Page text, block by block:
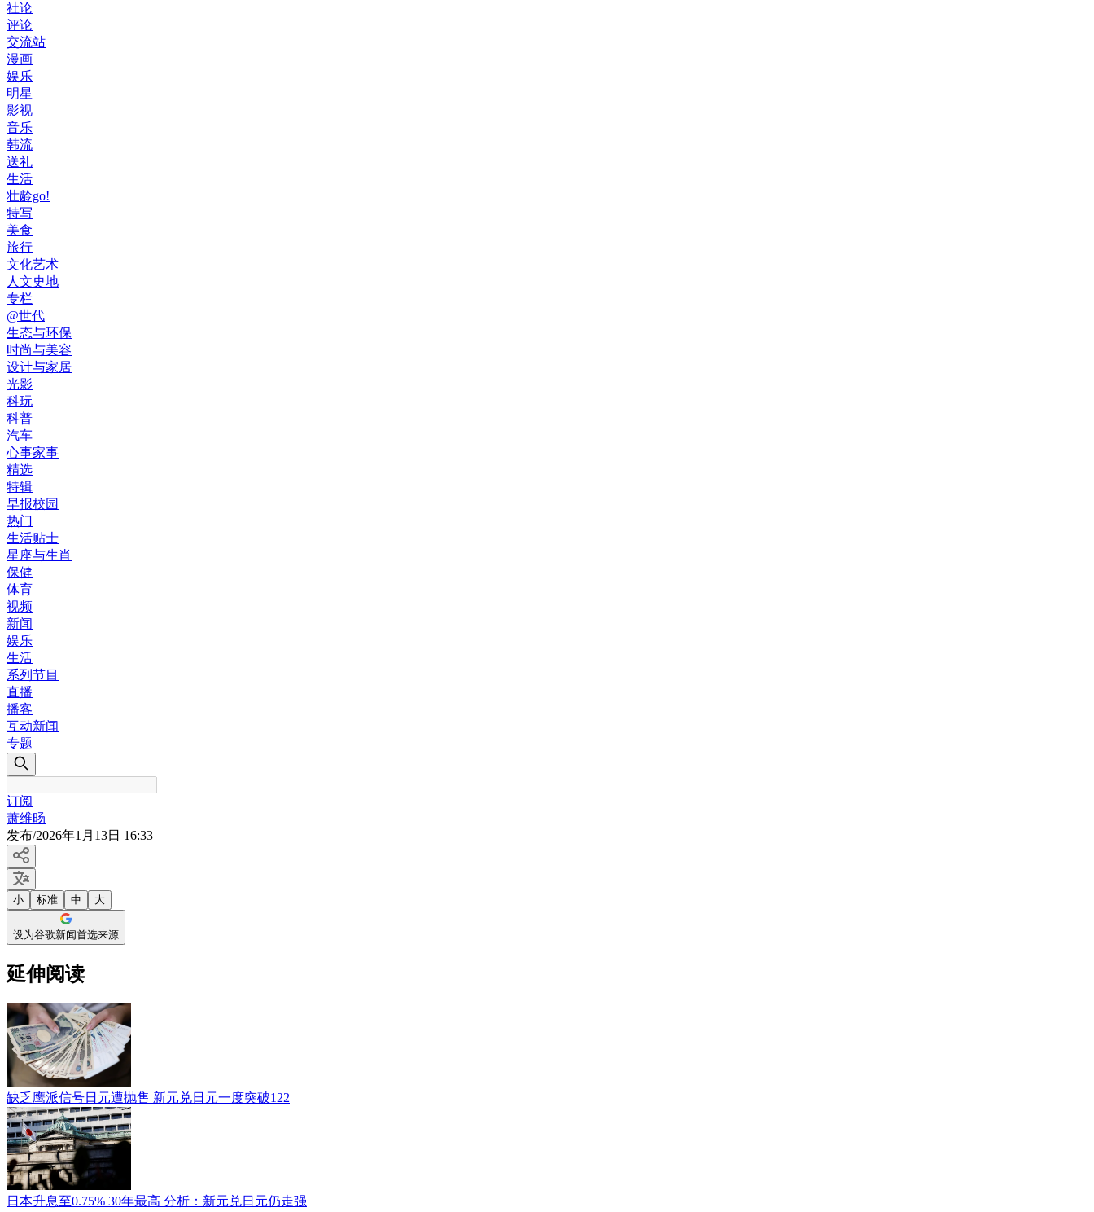
社论
评论
交流站
漫画
娱乐
明星
影视
音乐
韩流
送礼
生活
壮龄go!
特写
美食
旅行
文化艺术
人文史地
专栏
@世代
生态与环保
时尚与美容
设计与家居
光影
科玩
科普
汽车
心事家事
精选
特辑
早报校园
热门
生活贴士
星座与生肖
保健
体育
视频
新闻
娱乐
生活
系列节目
直播
播客
互动新闻
专题
订阅
萧维旸
发布/2026年1月13日 16:33
小 标准 中 大
设为谷歌新闻首选来源
延伸阅读
缺乏鹰派信号日元遭抛售 新元兑日元一度突破122
日本升息至0.75% 30年最高 分析：新元兑日元仍走强